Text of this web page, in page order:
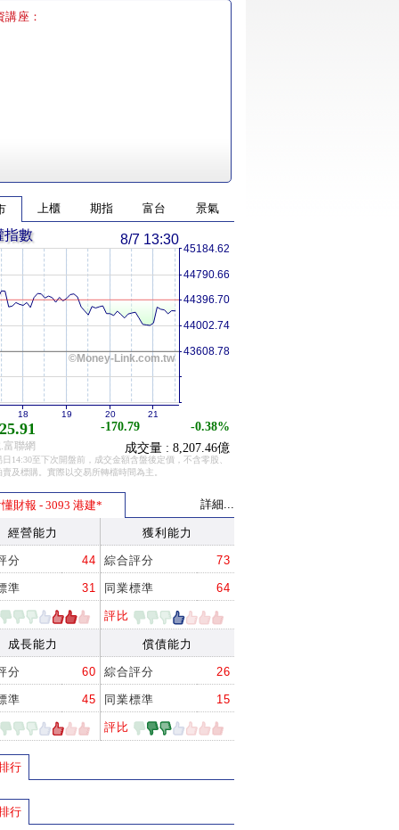
講座：
上櫃 期指 富台 景氣
©Money-Link.com.tw
8/7 13:30
-170.79
-0.38%
成交量 : 8,207.46億
指數
18 19 20 21
聯網
43608.78
44002.74
44396.70
44790.66
45184.62
14:30至下次開盤前，成交金額含盤後定價，不含零股、
及標購。實際以交易所轉檔時間為主。
財報 - 3093 港建* 詳細...
經營能力 獲利能力
分 44 綜合評分 73
準 31 同業標準 64
評比
成長能力 償債能力
分 60 綜合評分 26
準 45 同業標準 15
評比
行
行